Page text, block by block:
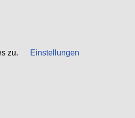
zu.
Einstellungen